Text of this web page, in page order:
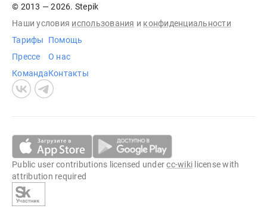
© 2013 — 2026. Stepik
Наши условия использования и конфиденциальности
Тарифы
Прессе
Команда
Помощь
О нас
Контакты
Public user contributions licensed undercc-wiki license with
attribution required